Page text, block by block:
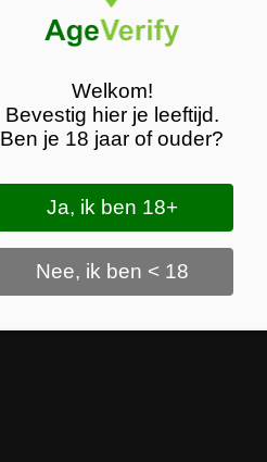
Welkom!
Bevestig hier je leeftijd.
Ben je 18 jaar of ouder?
Ja, ik ben 18+
Nee, ik ben < 18